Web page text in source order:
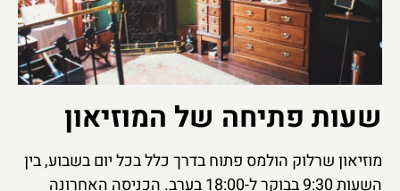
שעות פתיחה של המוזיאון
מוזיאון שרלוק הולמס פתוח בדרך כלל בכל יום בשבוע, בין
השעות 9:30 בבוקר ל-18:00 בערב. הכניסה האחרונה